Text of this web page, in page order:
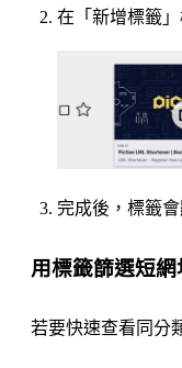
在「新增標籤
完成後，標籤
用標籤篩選短網
若要快速查看同分